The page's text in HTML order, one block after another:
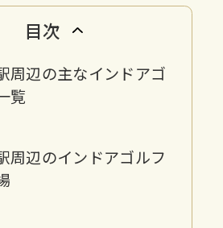
目次
周辺の主なインドアゴ
覧
周辺のインドアゴルフ